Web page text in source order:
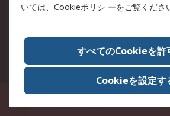
プレスリリース＆お知ら
コー
全世界のRS
RSの
ESGへの取り組み（英語）
認証
〒240-0005 神奈川県横浜市保土ヶ谷区神戸町134
いては、 Cookieポリシ ーをご覧くださ
すべてのCookieを許
Cookieを設定す